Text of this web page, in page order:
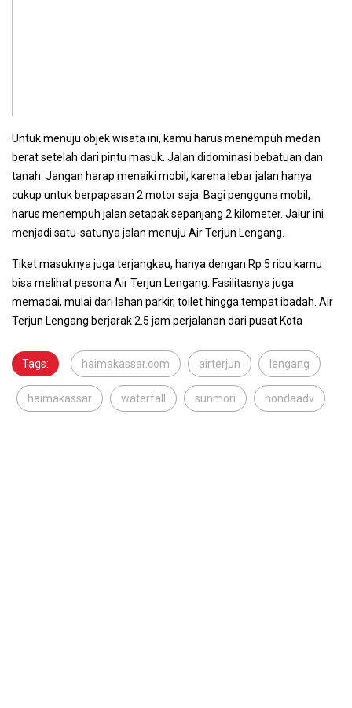
Untuk menuju objek wisata ini, kamu harus menempuh medan
berat setelah dari pintu masuk. Jalan didominasi bebatuan dan
tanah. Jangan harap menaiki mobil, karena lebar jalan hanya
cukup untuk berpapasan 2 motor saja. Bagi pengguna mobil,
harus menempuh jalan setapak sepanjang 2 kilometer. Jalur ini
menjadi satu-satunya jalan menuju Air Terjun Lengang.
Tiket masuknya juga terjangkau, hanya dengan Rp 5 ribu kamu
bisa melihat pesona Air Terjun Lengang. Fasilitasnya juga
memadai, mulai dari lahan parkir, toilet hingga tempat ibadah. Air
Terjun Lengang berjarak 2.5 jam perjalanan dari pusat Kota
Tags: haimakassar.com airterjun lengang
haimakassar waterfall sunmori hondaadv